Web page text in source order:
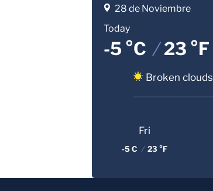
28 de Noviembre
Today
-5 °C /23 °F
Broken clouds
Fri
-5 C / 23 °F